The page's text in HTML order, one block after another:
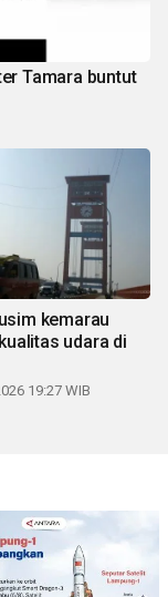
Tamara buntut
kemarau
udara di
19:27 WIB